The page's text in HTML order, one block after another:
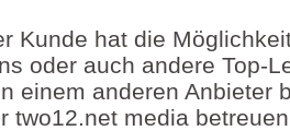
Kunde hat die
oder auch andere Top-
einem anderen Anbieter
two12.net media